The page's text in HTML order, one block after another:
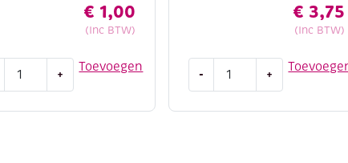
€ 1,00
(Inc BTW)
Toevoegen
+
€ 3,75
(Inc BTW)
- +